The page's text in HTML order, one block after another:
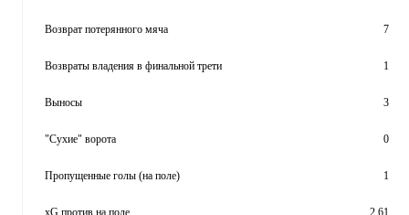
Возврат потерянного мяча 7
Возвраты владения в финальной трети 1
Выносы 3
"Сухие" ворота 0
Пропущенные голы (на поле) 1
xG против на поле 2,61